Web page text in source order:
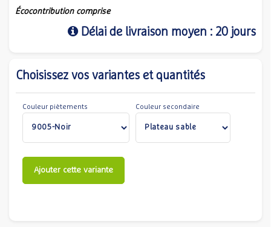
Écocontribution comprise
Délai de livraison moyen : 20 jours
Choisissez vos variantes et quantités
Couleur piètements Couleur secondaire
Ajouter cette variante